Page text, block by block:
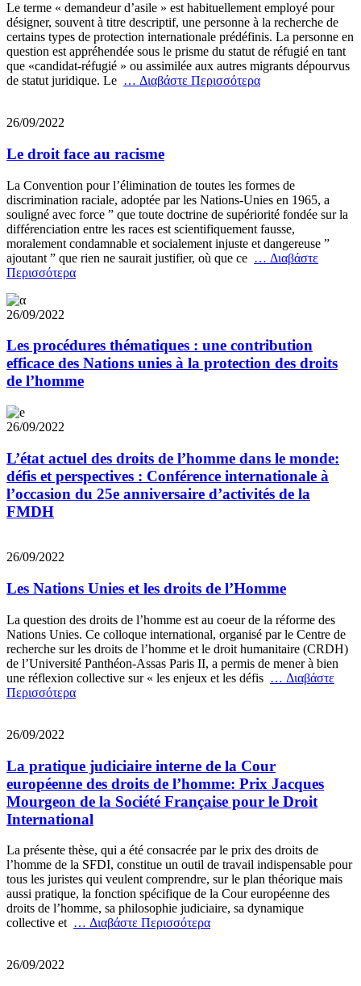
Le terme « demandeur d’asile » est habituellement employé pour
désigner, souvent à titre descriptif, une personne à la recherche de
certains types de protection internationale prédéfinis. La personne en
question est appréhendée sous le prisme du statut de réfugié en tant
que «candidat-réfugié » ou assimilée aux autres migrants dépourvus
de statut juridique. Le … Διαβάστε Περισσότερα
26/09/2022
Le droit face au racisme
La Convention pour l’élimination de toutes les formes de
discrimination raciale, adoptée par les Nations-Unies en 1965, a
souligné avec force ” que toute doctrine de supériorité fondée sur la
différenciation entre les races est scientifiquement fausse,
moralement condamnable et socialement injuste et dangereuse ”
ajoutant ” que rien ne saurait justifier, où que ce … Διαβάστε
Περισσότερα
26/09/2022
Les procédures thématiques : une contribution
efficace des Nations unies à la protection des droits
de l’homme
26/09/2022
L’état actuel des droits de l’homme dans le monde:
défis et perspectives : Conférence internationale à
l’occasion du 25e anniversaire d’activités de la
FMDH
26/09/2022
Les Nations Unies et les droits de l’Homme
La question des droits de l’homme est au coeur de la réforme des
Nations Unies. Ce colloque international, organisé par le Centre de
recherche sur les droits de l’homme et le droit humanitaire (CRDH)
de l’Université Panthéon-Assas Paris II, a permis de mener à bien
une réflexion collective sur « les enjeux et les défis … Διαβάστε
Περισσότερα
26/09/2022
La pratique judiciaire interne de la Cour
européenne des droits de l’homme: Prix Jacques
Mourgeon de la Société Française pour le Droit
International
La présente thèse, qui a été consacrée par le prix des droits de
l’homme de la SFDI, constitue un outil de travail indispensable pour
tous les juristes qui veulent comprendre, sur le plan théorique mais
aussi pratique, la fonction spécifique de la Cour européenne des
droits de l’homme, sa philosophie judiciaire, sa dynamique
collective et … Διαβάστε Περισσότερα
26/09/2022